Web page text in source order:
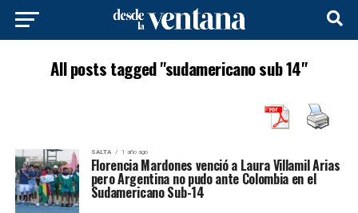
All posts tagged "sudamericano sub 14"
SALTA 1 año ago
Florencia Mardones venció a Laura Villamil Arias
pero Argentina no pudo ante Colombia en el
Sudamericano Sub-14